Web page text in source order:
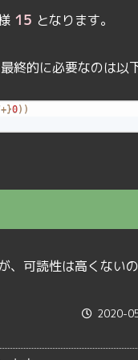
15 となります。
終的に必要なのは以
+}0))
、可読性は高くないの
2020-